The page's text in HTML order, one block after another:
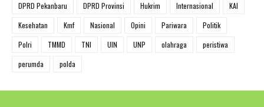
DPRD Pekanbaru
DPRD Provinsi Hukrim Internasional
KAI
Kesehatan
Kmf Nasional Opini Pariwara
Politik
Polri
TMMD TNI UIN UNP olahraga
peristiwa
perumda
polda